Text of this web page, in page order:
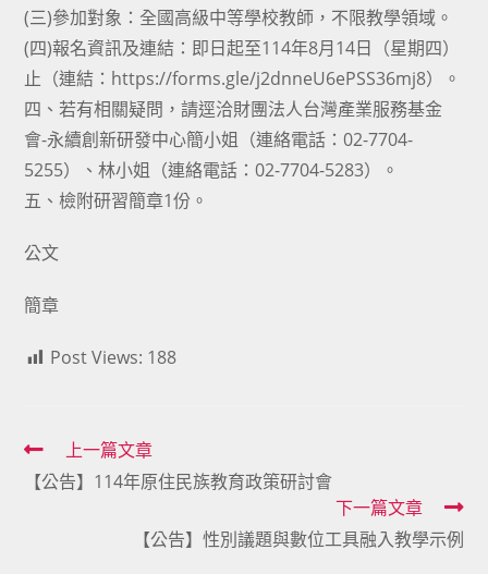
(三)參加對象：全國高級中等學校教師，不限教學領域。
(四)報名資訊及連結：即日起至114年8月14日（星期四）
止（連結：https://forms.gle/j2dnneU6ePSS36mj8）。
四、若有相關疑問，請逕洽財團法人台灣產業服務基金
會-永續創新研發中心簡小姐（連絡電話：02-7704-
5255）、林小姐（連絡電話：02-7704-5283）。
五、檢附研習簡章1份。
公文
簡章
Post Views: 188
Read
more
上一篇文章
【公告】114年原住民族教育政策研討會
下一篇文章
【公告】性別議題與數位工具融入教學示例